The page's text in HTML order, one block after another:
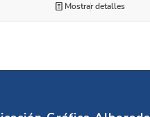
Mostrar detalles